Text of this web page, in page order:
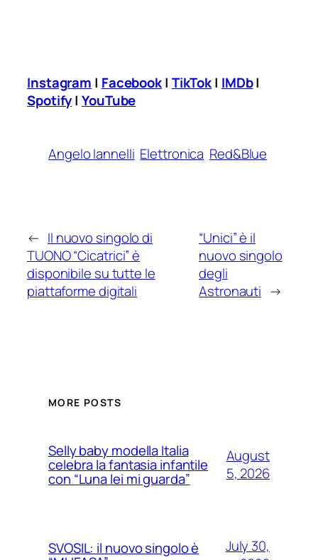
Instagram | Facebook| TikTok| IMDb|
Spotify|YouTube
Angelo Iannelli Elettronica Red&Blue
← Il nuovo singolo di
TUONO “Cicatrici” è
disponibile su tutte le
piattaforme digitali
“Unici” è il
nuovo singolo
degli
Astronauti →
MORE POSTS
Selly baby modella Italia
celebra la fantasia infantile
con “Luna lei mi guarda”
August
5, 2026
SVOSIL: il nuovo singolo è
July 30,